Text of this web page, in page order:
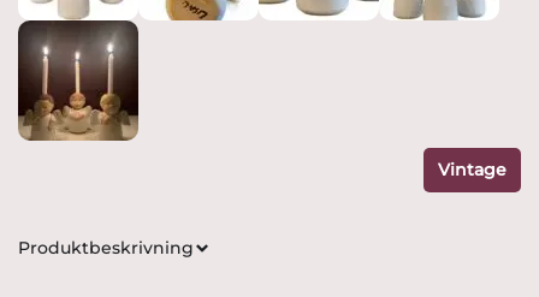
Vintage
Produktbeskrivning